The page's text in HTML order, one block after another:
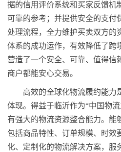
据的信用评价系统和买家反馈机
可靠的参考；并提供安全的支付
处理流程，全力维护买卖双方的
体系的成功运作，有效降低了跨
营造了一个安全、可靠、值得信
商户都能安心交易。
高效的全球化物流履约能力
体现。得益于临沂作为“中国物
有强大的物流资源整合能力。能
包括商品特性、订单规模、时效
化、定制化的物流解决方案，服